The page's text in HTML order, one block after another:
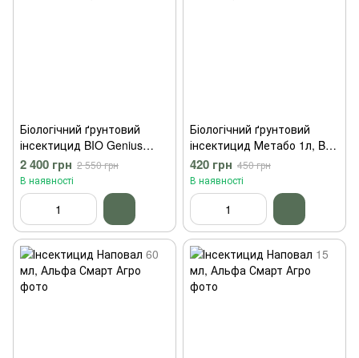
Біологічний ґрунтовий
інсектицид BIO Genius
Метабо 10л
2 400 грн 2 550 грн
В наявності
Біологічний ґрунтовий
інсектицид Метабо 1л, BIO
Genius
420 грн 450 грн
В наявності